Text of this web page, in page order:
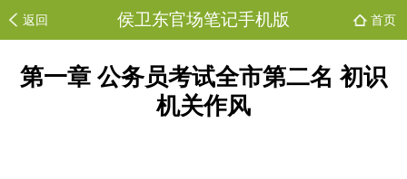
返回 侯卫东官场笔记手机版 首页
第一章 公务员考试全市第二名 初识
机关作风